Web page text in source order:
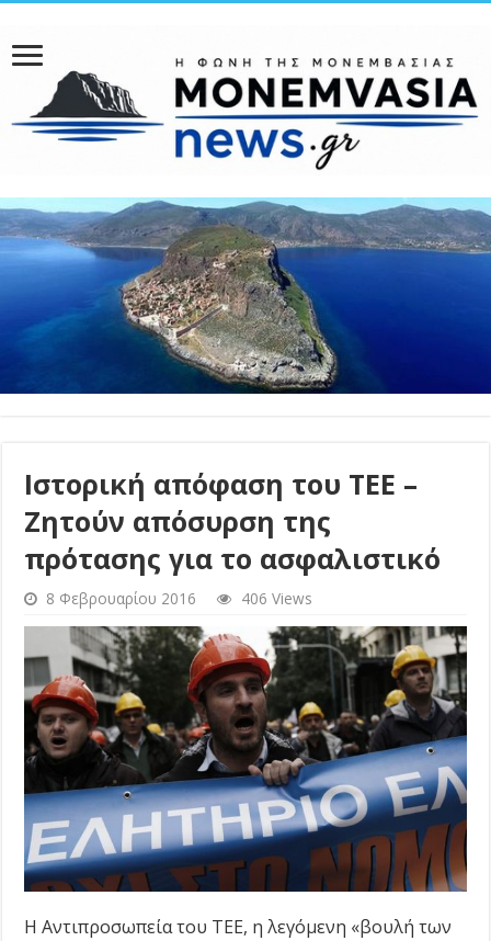
Ιστορική απόφαση του ΤΕΕ –
Ζητούν απόσυρση της
πρότασης για το ασφαλιστικό
8 Φεβρουαρίου 2016 406 Views
Η Αντιπροσωπεία του ΤΕΕ, η λεγόμενη «βουλή των